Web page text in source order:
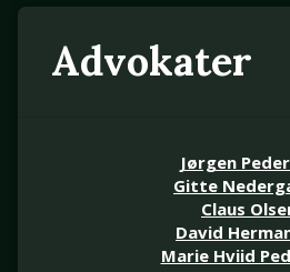
Advokater
Jørgen
Gitte
Claus
David
Marie Hviid